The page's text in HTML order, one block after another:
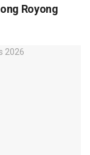
Royong